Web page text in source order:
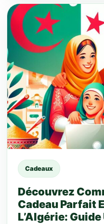
Cadeaux
Découvrez
Cadeau Parfait
L’Algérie: